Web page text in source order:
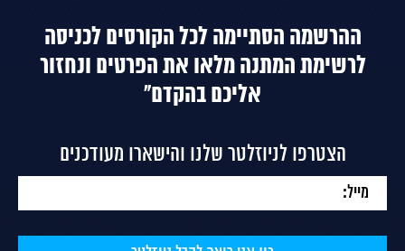
ההרשמה הסתיימה לכל הקורסיםלכניסה
לרשימת המתנה מלאו את הפרטים ונחזור
אליכם בהקדם"
הצטרפו לניוזלטר שלנו והישארו מעודכנים